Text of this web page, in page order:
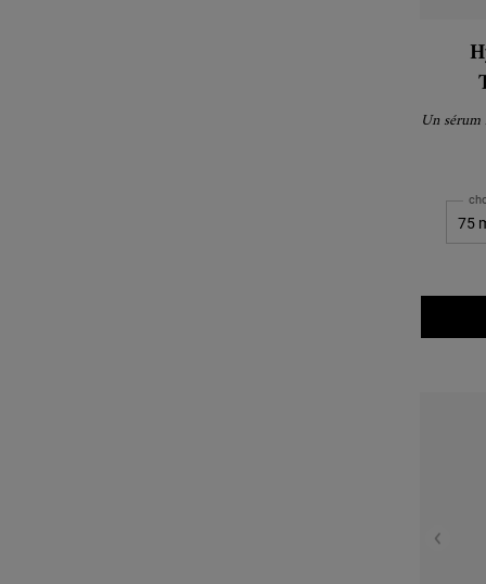
Un